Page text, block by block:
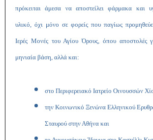
πρόκειται άμεσα να αποστείλει φάρμακα και
υλικό, όχι μόνο σε φορείς που παγίως
Ιερές Μονές του Αγίου Όρους, όπου αποστολές
μηνιαία βάση, αλλά και:
στο Περιφερειακό Ιατρείο Οινουσσών
την Κοινωνικό Ξενώνα Ελληνικού
Σταυρού στην Αθήνα και